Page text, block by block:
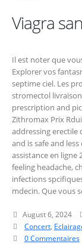
Viagra
Il est noter que
Explorer vos
septime ciel. Les
stromectol
prescription and
Zithromax Prix
addressing erectile
and is safe and
assistance en ligne
feeling headache,
infections
mdecin. Que vous
August 6, 2024
Concert,
0 Commentaires